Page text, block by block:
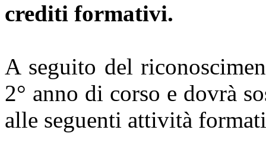
crediti formativi.
A seguito del
2° anno di corso e dovrà
alle seguenti attività